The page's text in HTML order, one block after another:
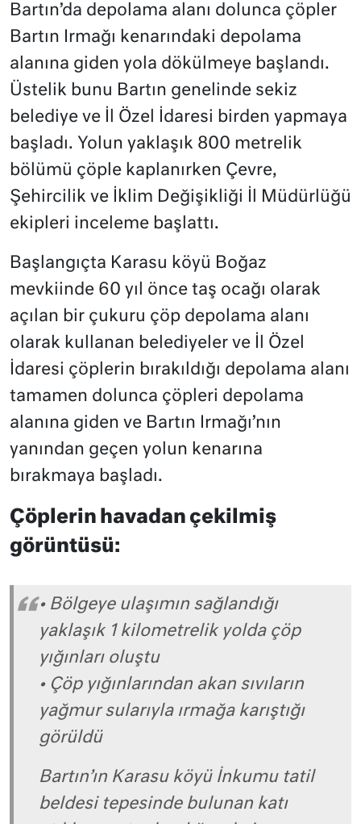
Bartın’da depolama alanı dolunca çöpler
Bartın Irmağı kenarındaki depolama
alanına giden yola dökülmeye başlandı.
Üstelik bunu Bartın genelinde sekiz
belediye ve İl Özel İdaresi birden yapmaya
başladı. Yolun yaklaşık 800 metrelik
bölümü çöple kaplanırken Çevre,
Şehircilik ve İklim Değişikliği İl Müdürlüğü
ekipleri inceleme başlattı.
Başlangıçta Karasu köyü Boğaz
mevkiinde 60 yıl önce taş ocağı olarak
açılan bir çukuru çöp depolama alanı
olarak kullanan belediyeler ve İl Özel
İdaresi çöplerin bırakıldığı depolama alanı
tamamen dolunca çöpleri depolama
alanına giden ve Bartın Irmağı’nın
yanından geçen yolun kenarına
bırakmaya başladı.
Çöplerin havadan çekilmiş
görüntüsü:
• Bölgeye ulaşımın sağlandığı
yaklaşık 1 kilometrelik yolda çöp
yığınları oluştu
• Çöp yığınlarından akan sıvıların
yağmur sularıyla ırmağa karıştığı
görüldü
Bartın’ın Karasu köyü İnkumu tatil
beldesi tepesinde bulunan katı